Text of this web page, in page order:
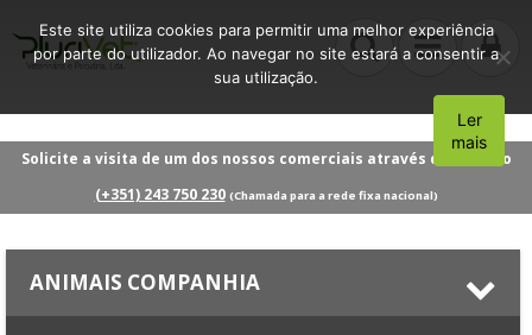
Solicite a visita de um dos nossos comerciais através do número
(+351) 243 750 230 (Chamada para a rede fixa nacional)
ANIMAIS COMPANHIA
Este site utiliza cookies para permitir uma melhor experiência
por parte do utilizador. Ao navegar no site estará a consentir a
sua utilização.
Aceito
Ler
mais